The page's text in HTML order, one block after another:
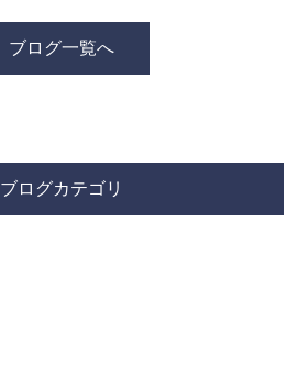
ブログ一覧へ
ブログカテゴリ